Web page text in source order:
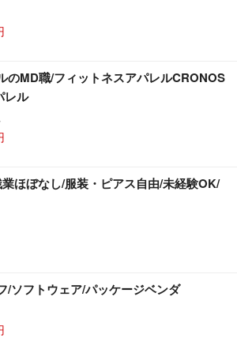
のMD職/フィットネスアパレルCRONOS
レル
ほぼなし/服装・ピアス自由/未経験OK/
/ソフトウェア/パッケージベンダ